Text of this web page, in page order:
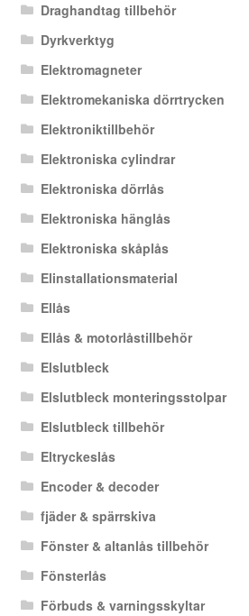
Draghandtag tillbehör
Dyrkverktyg
Elektromagneter
Elektromekaniska dörrtrycken
Elektroniktillbehör
Elektroniska cylindrar
Elektroniska dörrlås
Elektroniska hänglås
Elektroniska skåplås
Elinstallationsmaterial
Ellås
Ellås & motorlåstillbehör
Elslutbleck
Elslutbleck monteringsstolpar
Elslutbleck tillbehör
Eltryckeslås
Encoder & decoder
fjäder & spärrskiva
Fönster & altanlås tillbehör
Fönsterlås
Förbuds & varningsskyltar